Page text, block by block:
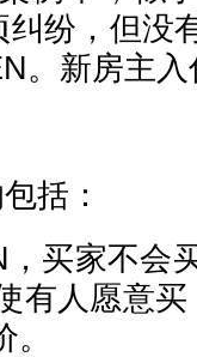
纷，但没
。新房主
括：
，买家不会
有人愿意